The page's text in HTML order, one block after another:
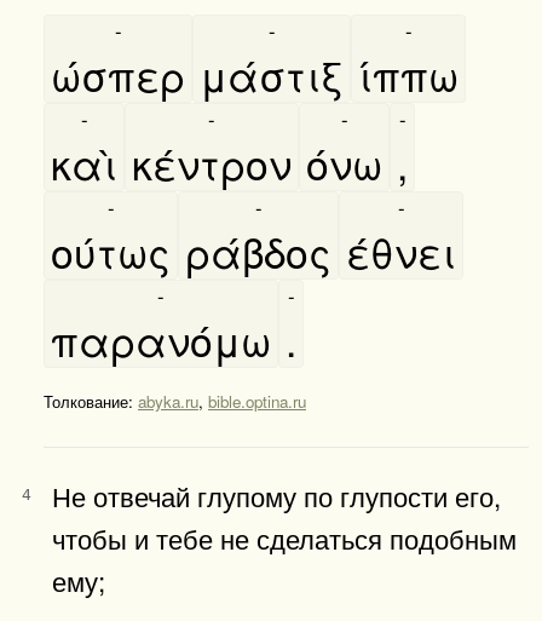
ώσπερ
-
μάστιξ
-
ίππω
-
καὶ
-
κέντρον
-
όνω
-
,
-
ούτως
-
ράβδος
-
έθνει
-
παρανόμω
-
.
-
Толкование: abyka.ru, bible.optina.ru
4
Не отвечай глупому по глупости его,
чтобы и тебе не сделаться подобным
ему;